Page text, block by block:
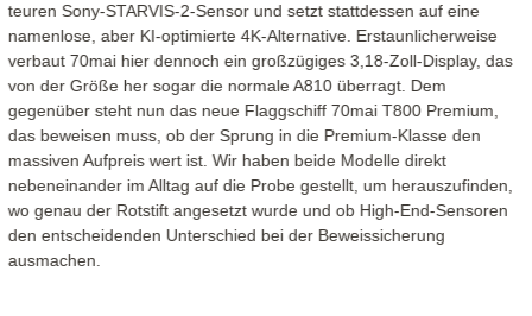
teuren Sony-STARVIS-2-Sensor und setzt stattdessen auf eine
namenlose, aber KI-optimierte 4K-Alternative. Erstaunlicherweise
verbaut 70mai hier dennoch ein großzügiges 3,18-Zoll-Display, das
von der Größe her sogar die normale A810 überragt. Dem
gegenüber steht nun das neue Flaggschiff 70mai T800 Premium,
das beweisen muss, ob der Sprung in die Premium-Klasse den
massiven Aufpreis wert ist. Wir haben beide Modelle direkt
nebeneinander im Alltag auf die Probe gestellt, um herauszufinden,
wo genau der Rotstift angesetzt wurde und ob High-End-Sensoren
den entscheidenden Unterschied bei der Beweissicherung
ausmachen.